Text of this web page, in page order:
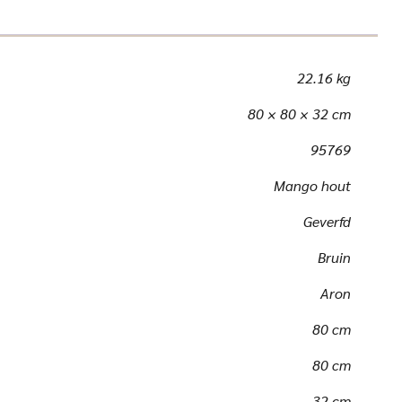
22.16 kg
80 × 80 × 32 cm
95769
Mango hout
Geverfd
Bruin
Aron
80 cm
80 cm